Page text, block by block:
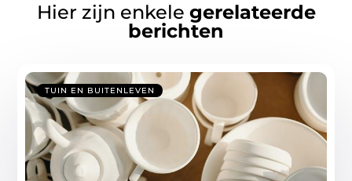
Hier zijn enkele gerelateerde
berichten
TUIN EN BUITENLEVEN